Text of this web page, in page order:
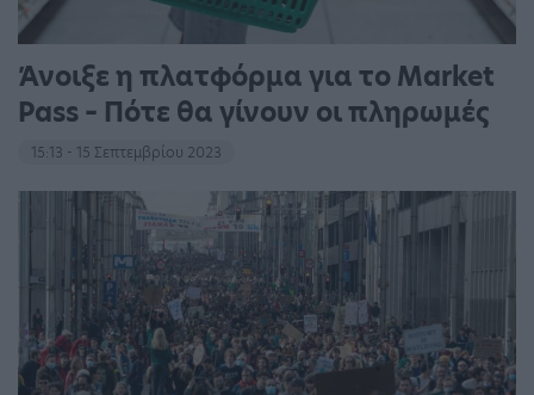
Άνοιξε η πλατφόρμα για το Market
Pass – Πότε θα γίνουν οι πληρωμές
15:13 - 15 Σεπτεμβρίου 2023